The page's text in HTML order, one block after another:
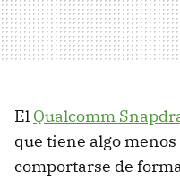
El Qualcomm
que tiene algo
comportarse de